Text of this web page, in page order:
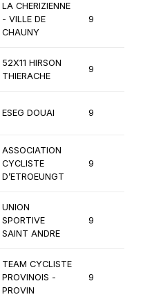
LA CHERIZIENNE
- VILLE DE
CHAUNY
9
52X11 HIRSON
THIERACHE
9
ESEG DOUAI 9
ASSOCIATION
CYCLISTE
D’ETROEUNGT
9
UNION
SPORTIVE
SAINT ANDRE
9
TEAM CYCLISTE
PROVINOIS -
PROVIN
9